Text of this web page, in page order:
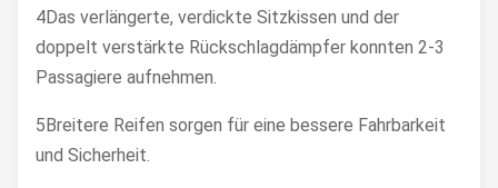
4Das verlängerte, verdickte Sitzkissen und der
doppelt verstärkte Rückschlagdämpfer konnten 2-3
Passagiere aufnehmen.
5Breitere Reifen sorgen für eine bessere Fahrbarkeit
und Sicherheit.